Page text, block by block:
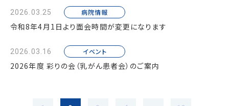
2026.03.25 病院情報
令和8年4月1日より面会時間が変更になります
2026.03.16 イベント
2026年度 彩りの会（乳がん患者会）のご案内